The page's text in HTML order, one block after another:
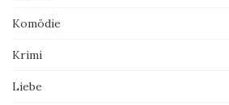
Komödie
Krimi
Liebe